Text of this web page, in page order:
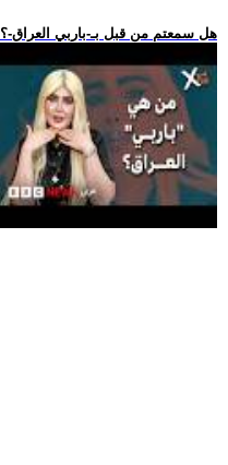
.. هل سمعتم من قبل بـ-باربي العراق-؟